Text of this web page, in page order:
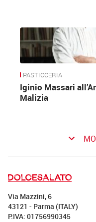
PASTICCERIA
Iginio Massari
Malizia
keyboard_arrow_down
Via Mazzini, 6
43121 - Parma (ITALY)
P.IVA: 01756990345